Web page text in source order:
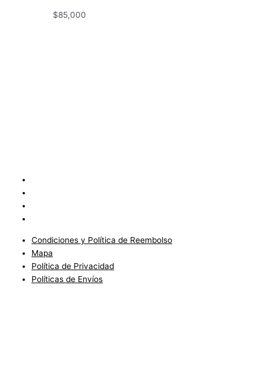
$85,000
Condiciones y Política de Reembolso
Mapa
Política de Privacidad
Políticas de Envíos